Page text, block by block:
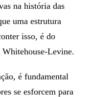
na história das
uma estrutura
isso, é do
Whitehouse-Levine.
é fundamental
se esforcem para